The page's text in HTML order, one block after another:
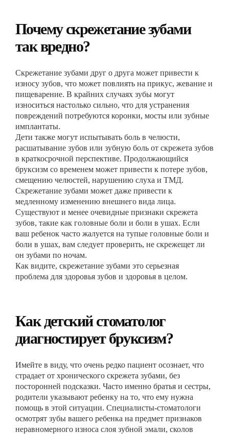
Почему скрежетание зубами
так вредно?
Скрежетание зубами друг о друга может привести к
износу зубов, что может повлиять на прикус, жевание и
пищеварение. В крайних случаях зубы могут
износиться настолько сильно, что для устранения
повреждений потребуются коронки, мосты или зубные
имплантаты.
Дети также могут испытывать боль в челюсти,
расшатывание зубов или зубную боль от скрежета зубов
в краткосрочной перспективе. Продолжающийся
бруксизм со временем может привести к потере зубов,
смещению челюстей, нарушению слуха и ТМД.
Скрежетание зубами может даже привести к
медленному изменению внешнего вида лица.
Существуют и менее очевидные признаки скрежета
зубов, такие как головные боли и боли в ушах. Если
ваш ребенок часто жалуется на тупые головные боли и
боли в ушах, вам следует проверить, не скрежещет ли
он зубами по ночам.
Как видите, скрежетание зубами это серьезная
проблема для здоровья зубов и здоровья в целом.
Как детский стоматолог
диагностирует бруксизм?
Имейте в виду, что очень редко пациент осознает, что
страдает от хронического скрежета зубами, без
посторонней подсказки. Часто именно братья и сестры,
родители указывают ребенку на то, что ему нужна
помощь в этой ситуации. Специалисты-стоматологи
осмотрят зубы вашего ребенка на предмет признаков
неравномерного износа слоя зубной эмали, сколов